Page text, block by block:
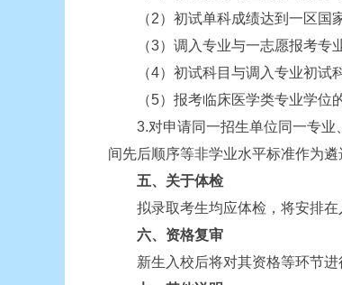
（2）初试单科成绩达到一区国家
（3）调入专业与一志愿报考专业
（4）初试科目与调入专业初试科
（5）报考临床医学类专业学位的
3.对申请同一招生单位同一专业、
间先后顺序等非学业水平标准作为遴
五、关于体检
拟录取考生均应体检，将安排在
六、资格复审
新生入校后将对其资格等环节进